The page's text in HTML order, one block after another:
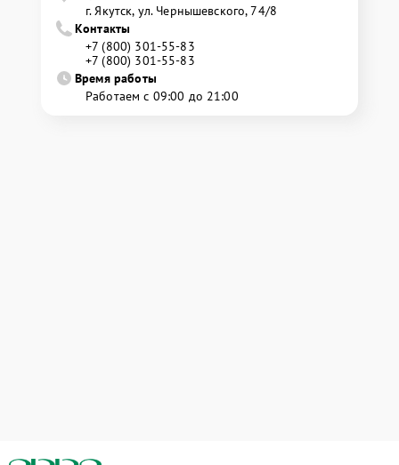
г. Якутск, ул. Чернышевского, 74/8
Контакты
+7 (800) 301-55-83
+7 (800) 301-55-83
Время работы
Работаем с 09:00 до 21:00